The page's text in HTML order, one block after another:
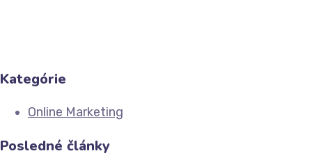
Kategórie
Online Marketing
Posledné články